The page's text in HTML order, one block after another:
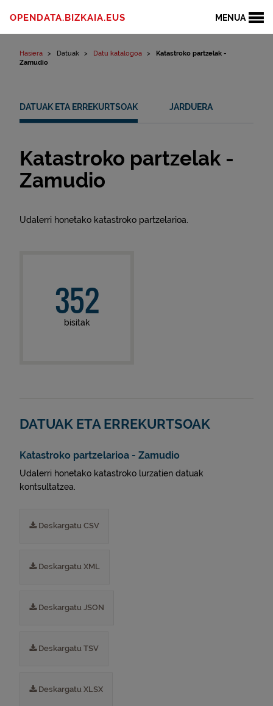
MENUA
OPENDATA.BIZKAIA.EUS
Hasiera Datuak Datu katalogoa
Katastroko partzelak -
Zamudio
DATUAK ETA ERREKURTSOAK JARDUERA
Katastroko partzelak -
Zamudio
Udalerri honetako katastroko partzelarioa.
352
bisitak
DATUAK ETA ERREKURTSOAK
Katastroko partzelarioa - Zamudio
Udalerri honetako katastroko lurzatien datuak
kontsultatzea.
Deskargatu CSV
Deskargatu XML
Deskargatu JSON
Deskargatu TSV
Deskargatu XLSX